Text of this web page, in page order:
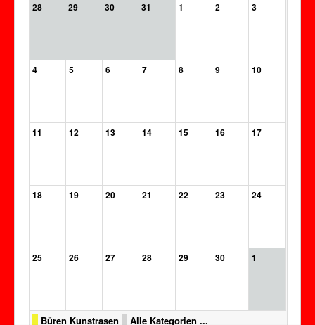
28
29 30 31 1 2 3
4 5 6 7 8 9 10
11 12 13 14 15 16 17
18 19 20 21 22 23 24
25 26 27 28 29 30 1
Büren Kunstrasen Alle Kategorien ...